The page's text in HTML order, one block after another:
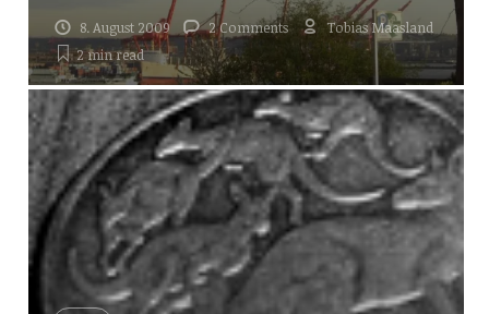
8. August 2009 2 Comments
Tobias Maasland
2 minread